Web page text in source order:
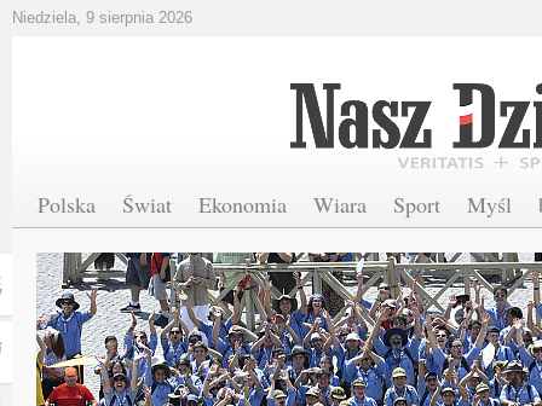
Niedziela, 9 sierpnia 2026
Polska Świat Ekonomia Wiara Sport Myśl